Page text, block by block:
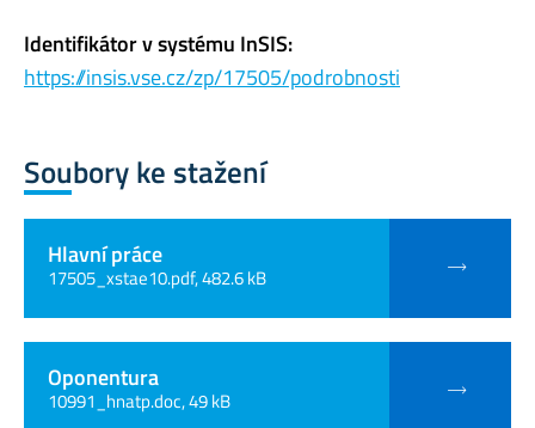
Identifikátor v systému InSIS:
https://insis.vse.cz/zp/17505/podrobnosti
Soubory ke stažení
Hlavní práce
17505_xstae10.pdf, 482.6 kB
Oponentura
10991_hnatp.doc, 49 kB